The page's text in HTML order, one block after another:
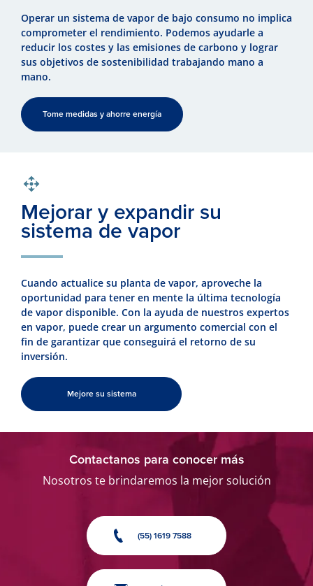
Operar un sistema de vapor de bajo consumo no implica
comprometer el rendimiento. Podemos ayudarle a
reducir los costes y las emisiones de carbono y lograr
sus objetivos de sostenibilidad trabajando mano a
mano.
Tome medidas y ahorre energía
Mejorar y expandir su
sistema de vapor
Cuando actualice su planta de vapor, aproveche la
oportunidad para tener en mente la última tecnología
de vapor disponible. Con la ayuda de nuestros expertos
en vapor, puede crear un argumento comercial con el
fin de garantizar que conseguirá el retorno de su
inversión.
Mejore su sistema
Contactanos para conocer más
Nosotros te brindaremos la mejor solución
(55) 1619 7588